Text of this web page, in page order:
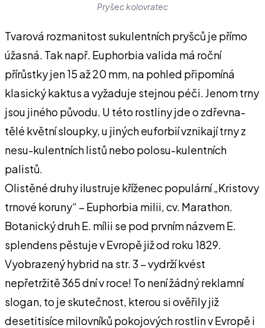
Pryšec kolovratec
Tvarová rozmanitost sukulentních pryšců je přímo
úžasná. Tak např. Euphorbia valida má roční
přírůstky jen 15 až 20 mm, na pohled připomíná
klasický kaktus a vyžaduje stejnou péči. Jenom trny
jsou jiného původu. U této rostliny jde o zdřevna-
tělé květní sloupky, u jiných euforbií vznikají trny z
nesu-kulentních listů nebo polosu-kulentních
palistů.
Olistěné druhy ilustruje kříženec populární „Kristovy
trnové koruny“ – Euphorbia milii, cv. Marathon.
Botanický druh E. mílii se pod prvním názvem E.
splendens pěstuje v Evropě již od roku 1829.
Vyobrazený hybrid na str. 3 – vydrží kvést
nepřetržitě 365 dní v roce! To není žádný reklamní
slogan, to je skutečnost, kterou si ověřily již
desetitisíce milovníků pokojových rostlin v Evropě i